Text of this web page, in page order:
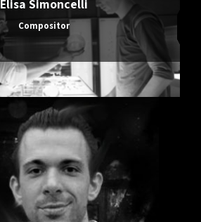
Elisa Simoncelli
Compositor